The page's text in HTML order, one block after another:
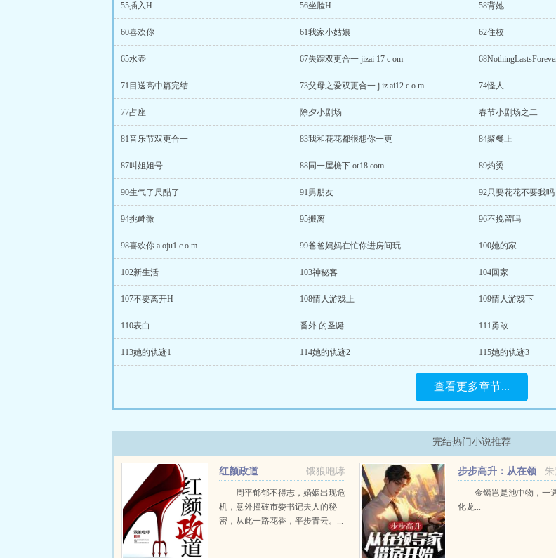
55插入H 56坐脸H 58背她
60喜欢你 61我家小姑娘 62住校
65水壶 67失踪双更合一 jizai 17 c om
71目送高中篇完结 73父母之爱双更合一 j iz ai12 c o m 74怪人
77占座 除夕小剧场 春节小剧场之二
81音乐节双更合一 83我和花花都很想你一更 84聚餐上
87叫姐姐号 88同一屋檐下 or18 com 89灼烫
90生气了尺醋了 91男朋友 92只要花花不要我吗
94挑衅微 95搬离 96不挽留吗
98喜欢你 a oju1 c o m 99爸爸妈妈在忙你进房间玩 100她的家
102新生活 103神秘客 104回家
107不要离开H 108情人游戏上 109情人游戏下
110表白 番外 的圣诞 111勇敢
113她的轨迹1 114她的轨迹2 115她的轨迹3
查看更多章节...
完结热门小说推荐
饿狼咆哮
红颜政道
周平郁郁不得志，婚姻出现危
机，意外撞破市委书记夫人的秘
密，从此一路花香，平步青云。...
步步高升：从在领
导家借宿开始！
金鳞岂是池中物，一
化龙...